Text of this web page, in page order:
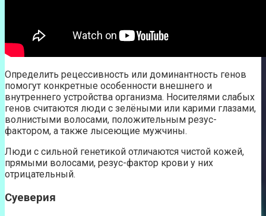
Определить рецессивность или доминантность генов
помогут конкретные особенности внешнего и
внутреннего устройства организма. Носителями слабых
генов считаются люди с зелёными или карими глазами,
волнистыми волосами, положительным резус-
фактором, а также лысеющие мужчины.
Люди с сильной генетикой отличаются чистой кожей,
прямыми волосами, резус-фактор крови у них
отрицательный.
Суеверия